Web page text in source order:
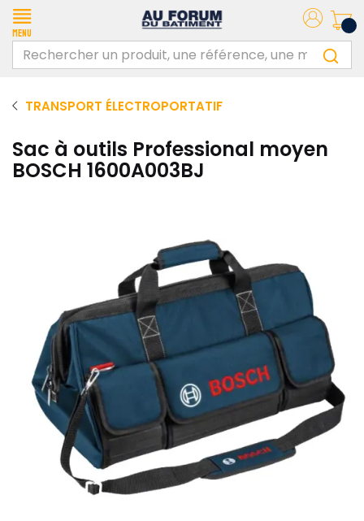
Menu
TRANSPORT ÉLECTROPORTATIF
Sac à outils Professional moyen
BOSCH 1600A003BJ